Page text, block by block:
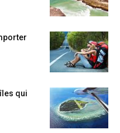
qui